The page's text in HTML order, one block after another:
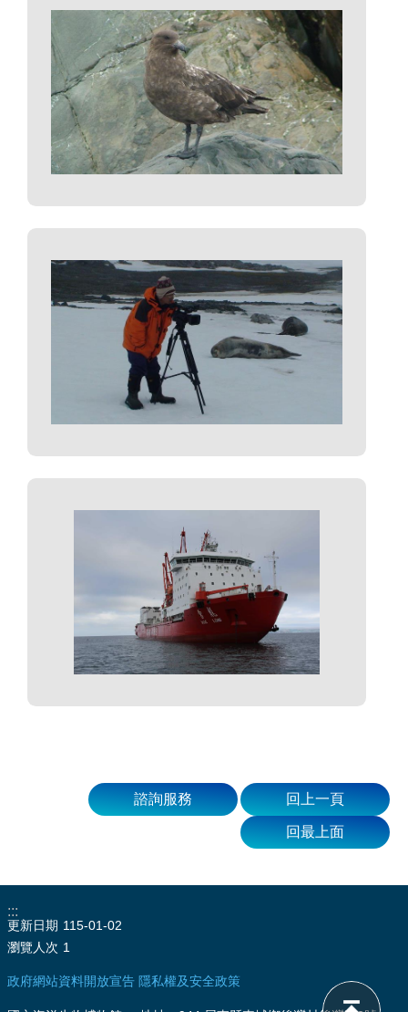
諮詢服務 回上一頁
回最上面
:::
更新日期 115-01-02
瀏覽人次 1
政府網站資料開放宣告 隱私權及安全政策